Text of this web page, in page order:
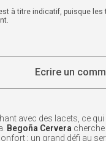
à titre indicatif, puisque
Ecrire un
avec des lacets, ce qui
Begoña Cervera
; un grand défi au